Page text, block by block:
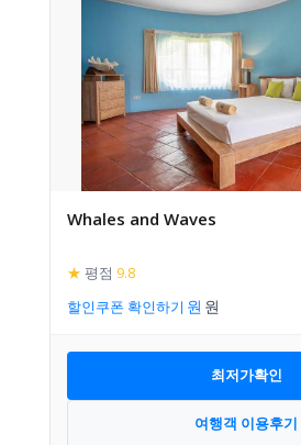
Whales and Waves
★ 평점 9.8
할인쿠폰 확인하기
최저가확인
여행객 이용후기